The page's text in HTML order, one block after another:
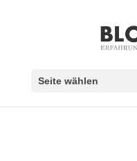
Seite wählen